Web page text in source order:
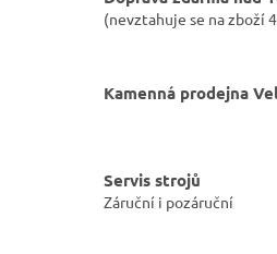
(nevztahuje se na zboží
Kamenná prodejna
Servis strojů
Záruční i pozáruční